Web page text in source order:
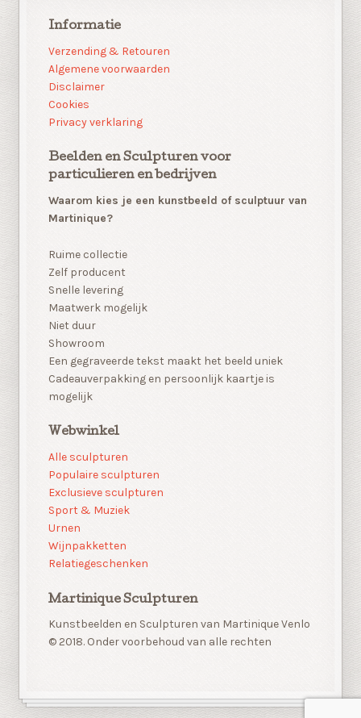
Informatie
Verzending & Retouren
Algemene voorwaarden
Disclaimer
Cookies
Privacy verklaring
Beelden en Sculpturen voor
particulieren en bedrijven
Waarom kies je een kunstbeeld of sculptuur van
Martinique?
Ruime collectie
Zelf producent
Snelle levering
Maatwerk mogelijk
Niet duur
Showroom
Een gegraveerde tekst maakt het beeld uniek
Cadeauverpakking en persoonlijk kaartje is
mogelijk
Webwinkel
Alle sculpturen
Populaire sculpturen
Exclusieve sculpturen
Sport & Muziek
Urnen
Wijnpakketten
Relatiegeschenken
Martinique Sculpturen
Kunstbeelden en Sculpturen van Martinique Venlo
© 2018. Onder voorbehoud van alle rechten